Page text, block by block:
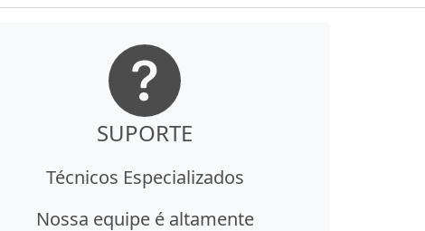
SUPORTE
Técnicos Especializados
Nossa equipe é altamente